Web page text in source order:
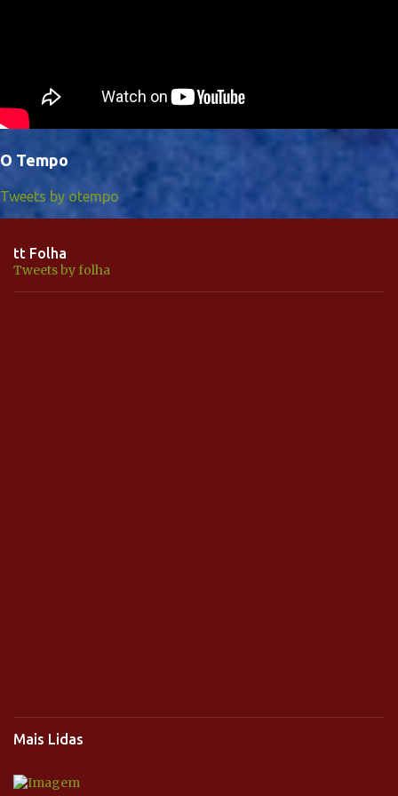
O Tempo
Tweets by otempo
tt Folha
Tweets by folha
Mais Lidas